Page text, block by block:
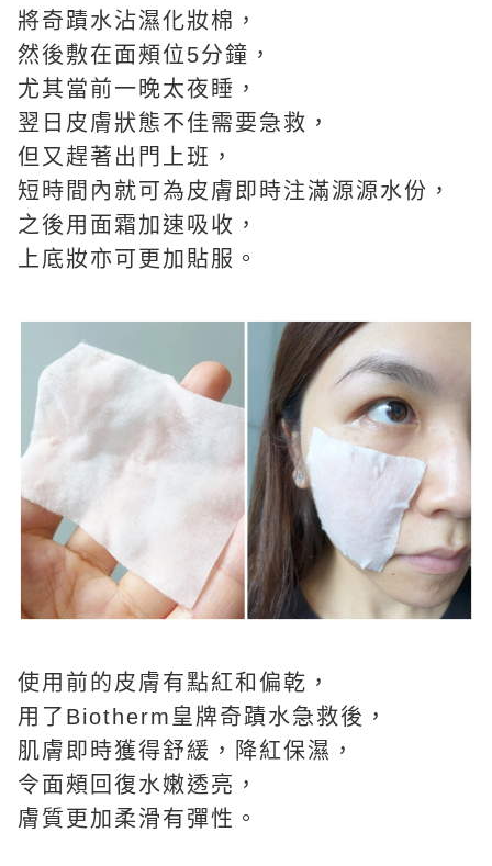
將奇蹟水沾濕化妝棉，
然後敷在面頰位5分鐘，
尤其當前一晚太夜睡，
翌日皮膚狀態不佳需要急救，
但又趕著出門上班，
短時間內就可為皮膚即時注滿源源水份，
之後用面霜加速吸收，
上底妝亦可更加貼服。
使用前的皮膚有點紅和偏乾，
用了Biotherm皇牌奇蹟水急救後，
肌膚即時獲得舒緩，降紅保濕，
令面頰回復水嫩透亮，
膚質更加柔滑有彈性。